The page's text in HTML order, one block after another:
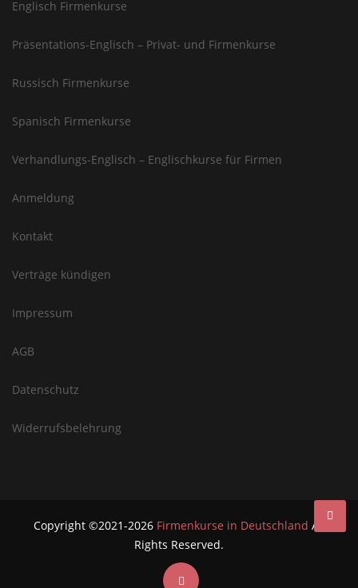
Englisch Firmenkurse
Präsentations-Englisch – Privat- und Firmenkurse
Russisch Firmenkurse
Spanisch Firmenkurse
Verhandlungs-Englisch – Englischkurse für Firmen
Anmeldung
Kontakt
Verträge kündigen
Impressum
AGB
Datenschutz
Widerrufsbelehrung
Copyright ©2021-2026 Firmenkurse in Deutschland All
Rights Reserved.